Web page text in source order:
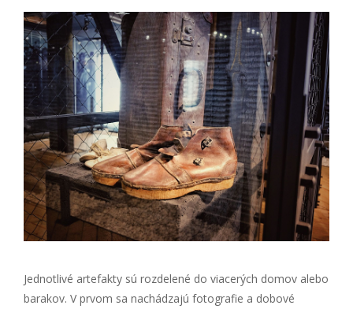
Jednotlivé artefakty sú rozdelené do viacerých domov alebo
barakov. V prvom sa nachádzajú fotografie a dobové